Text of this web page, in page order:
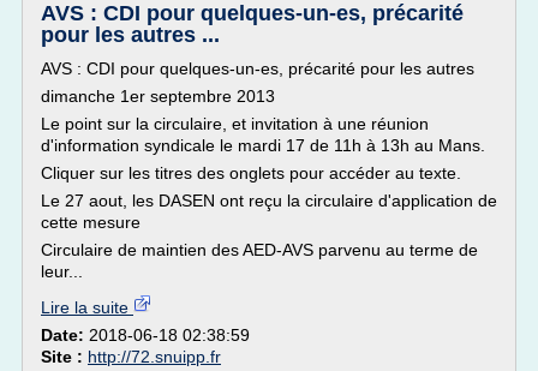
AVS : CDI pour quelques-un-es, précarité
pour les autres ...
AVS : CDI pour quelques-un-es, précarité pour les autres
dimanche 1er septembre 2013
Le point sur la circulaire, et invitation à une réunion
d'information syndicale le mardi 17 de 11h à 13h au Mans.
Cliquer sur les titres des onglets pour accéder au texte.
Le 27 aout, les DASEN ont reçu la circulaire d'application de
cette mesure
Circulaire de maintien des AED-AVS parvenu au terme de
leur...
Lire la suite
Date: 2018-06-18 02:38:59
Site : http://72.snuipp.fr